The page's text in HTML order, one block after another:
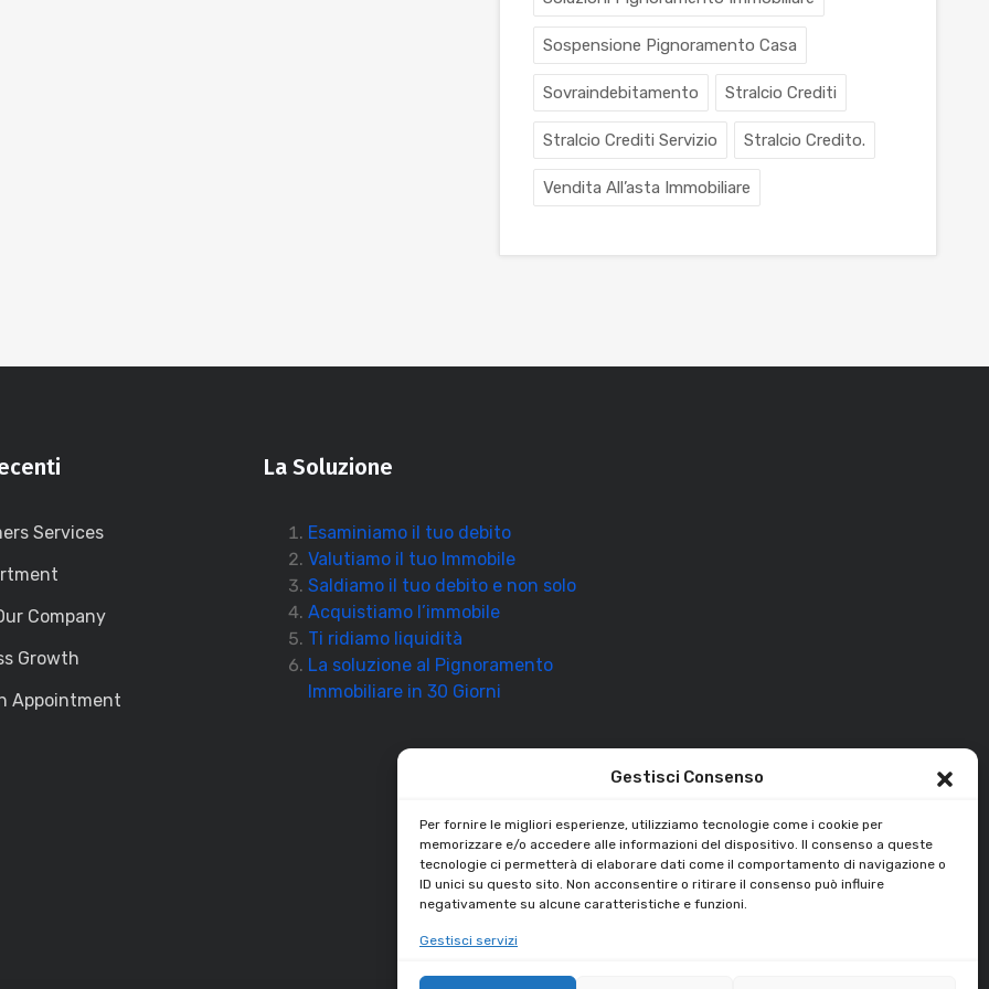
Gestisci Consenso
Per fornire le migliori esperienze, utilizziamo tecnologie come i cookie per
memorizzare e/o accedere alle informazioni del dispositivo. Il consenso a queste
tecnologie ci permetterà di elaborare dati come il comportamento di navigazione o
ID unici su questo sito. Non acconsentire o ritirare il consenso può influire
negativamente su alcune caratteristiche e funzioni.
Gestisci servizi
Sospensione Pignoramento Casa
Sovraindebitamento Stralcio Crediti
Stralcio Crediti Servizio Stralcio Credito.
Vendita All’asta Immobiliare
Services
Company
Growth
Appointment
La Soluzione
Esaminiamo il tuo debito
Valutiamo il tuo Immobile
Saldiamo il tuo debito e non solo
Acquistiamo l’immobile
Ti ridiamo liquidità
La soluzione al Pignoramento
Immobiliare in 30 Giorni